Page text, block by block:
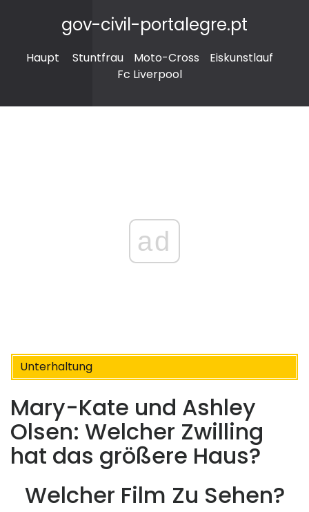
gov-civil-portalegre.pt
Haupt Stuntfrau Moto-Cross
Eiskunstlauf
Fc Liverpool
ad
Unterhaltung
Mary-Kate und Ashley
Olsen: Welcher Zwilling
hat das größere Haus?
Welcher Film Zu Sehen?